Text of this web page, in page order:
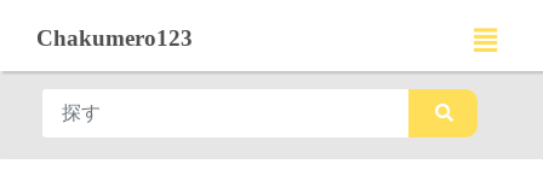
Chakumero123